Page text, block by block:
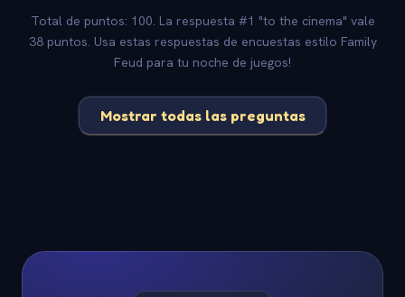
Total de puntos: 100. La respuesta #1 "to the cinema" vale
38 puntos. Usa estas respuestas de encuestas estilo Family
Feud para tu noche de juegos!
Mostrar todas las preguntas